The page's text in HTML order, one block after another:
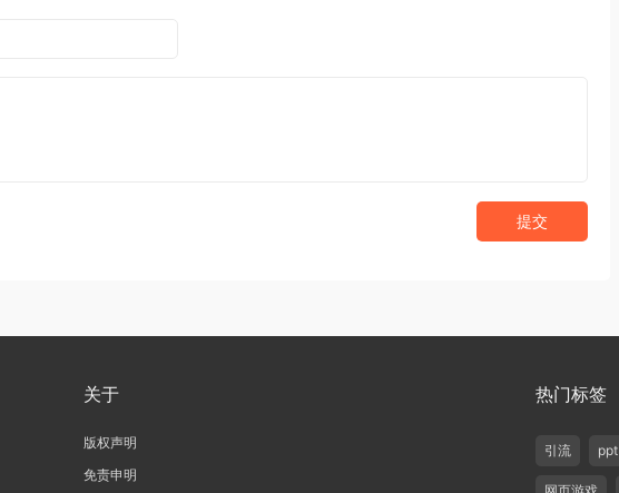
提交
关于
版权声明
免责申明
热门标签
引流 ppt